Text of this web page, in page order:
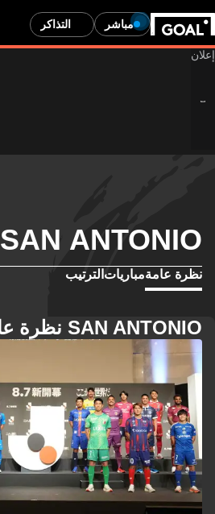
مباشر التذاكر
SAN ANTONIO
نظرة عامةمباريات الترتيب
SAN ANTONIO نظرة عامة